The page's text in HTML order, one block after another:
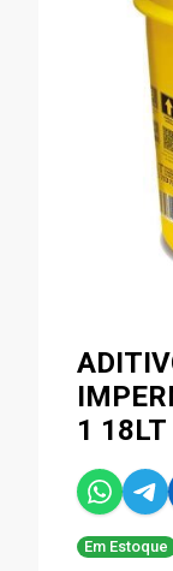
1 18LT
Em Estoque